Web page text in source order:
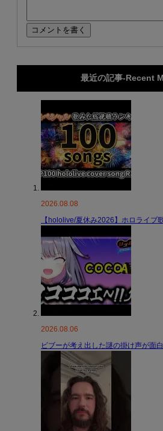
最近の記事-Recent
2026.08.08
【hololive/夏休み2026】ホロライブ
2026.08.06
ビブーが考え出した謎の掛け声が面